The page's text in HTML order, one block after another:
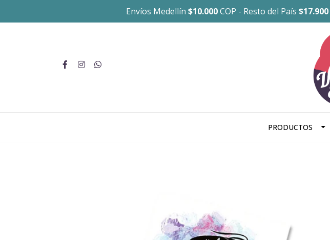
Envíos Medellín $10.000COP - Resto del País $17.900
PRODUCTOS